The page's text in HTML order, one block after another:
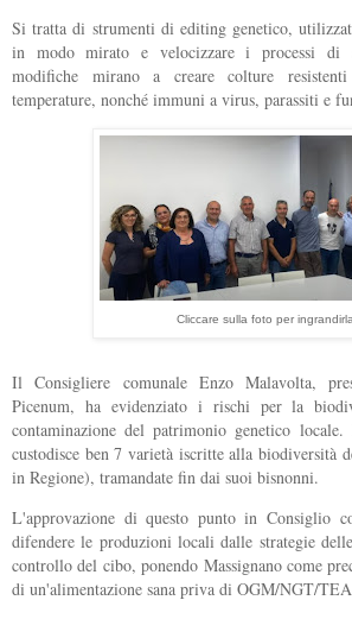
Si tratta di strumenti di editing genetico,
in modo mirato e velocizzare i processi di
modifiche mirano a creare colture
temperature, nonché immuni a virus, parassiti e
Cliccare sulla foto per ingrandirla
Il Consigliere comunale Enzo Malavolta,
Picenum, ha evidenziato i rischi per la
contaminazione del patrimonio genetico
custodisce ben 7 varietà iscritte alla biodiversità
in Regione), tramandate fin dai suoi bisnonni.
L'approvazione di questo punto in Consiglio
difendere le produzioni locali dalle strategie
controllo del cibo, ponendo Massignano come
di un'alimentazione sana priva di OGM/NGT/